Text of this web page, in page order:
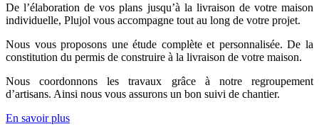
De l’élaboration de vos plans jusqu’à la livraison de votre maison
individuelle, Plujol vous accompagne tout au long de votre projet.
Nous vous proposons une étude complète et personnalisée. De la
constitution du permis de construire à la livraison de votre maison.
Nous coordonnons les travaux grâce à notre regroupement
d’artisans. Ainsi nous vous assurons un bon suivi de chantier.
En savoir plus